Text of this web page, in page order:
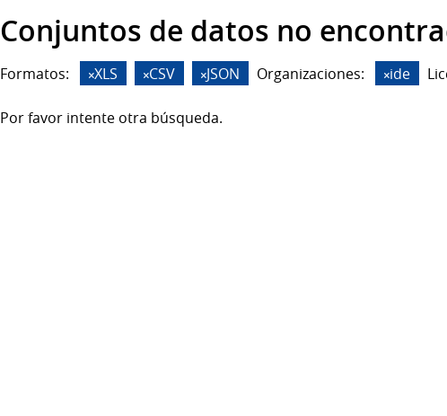
Conjuntos de datos no
Formatos: XLS CSV JSON Organizaciones: ide
Por favor intente otra búsqueda.